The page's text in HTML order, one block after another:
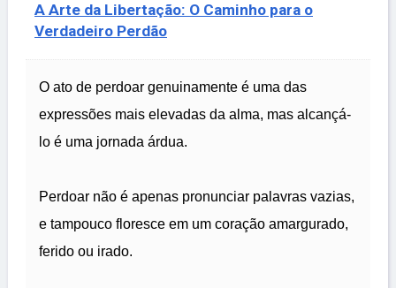
A Arte da Libertação: O Caminho para o
Verdadeiro Perdão
O ato de perdoar genuinamente é uma das
expressões mais elevadas da alma, mas alcançá-
lo é uma jornada árdua.
Perdoar não é apenas pronunciar palavras vazias,
e tampouco floresce em um coração amargurado,
ferido ou irado.